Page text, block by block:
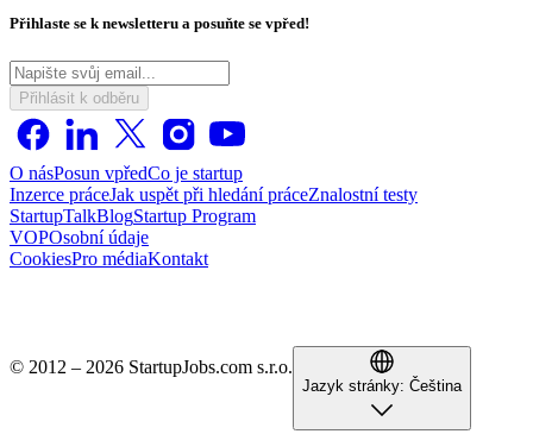
Přihlaste se k newsletteru a posuňte se vpřed!
Přihlásit k odběru
O násPosun vpředCo je startup
Inzerce práceJak uspět při hledání práceZnalostní testy
StartupTalkBlogStartup Program
VOPOsobní údaje
CookiesPro médiaKontakt
© 2012 – 2026 StartupJobs.com s.r.o.
Jazyk stránky: Čeština